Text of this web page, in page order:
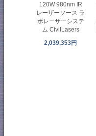
120W 980nm IR
レーザーソース ラ
ボレーザーシステ
ム CivilLasers
2,039,353円